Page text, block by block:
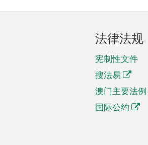
法律法规
宪制性文件
搜法易
澳门主要法例
国际公约